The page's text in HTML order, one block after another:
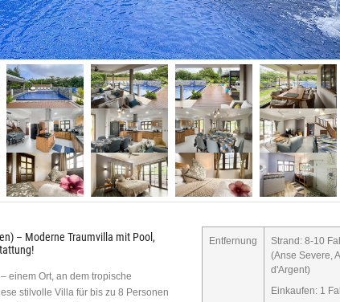
Entfernung
Strand: 8-10
(Anse Severe,
d'Argent)
Einkaufen: 1
– Moderne Traumvilla mit Pool,
einem Ort, an dem tropische
stilvolle Villa für bis zu 8 Personen